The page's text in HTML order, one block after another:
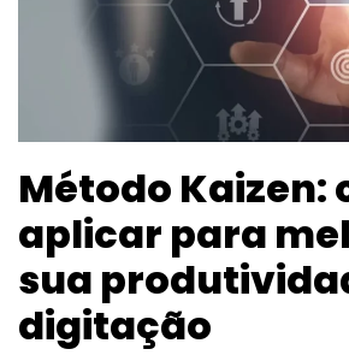
Método Kaizen:
aplicar para
sua
digitação